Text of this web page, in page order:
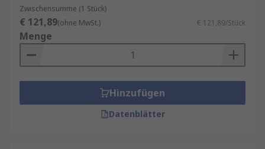
Zwischensumme (1 Stück)
€ 121,89(ohne MwSt.) € 121,89/Stück
Menge
Hinzufügen
Datenblätter